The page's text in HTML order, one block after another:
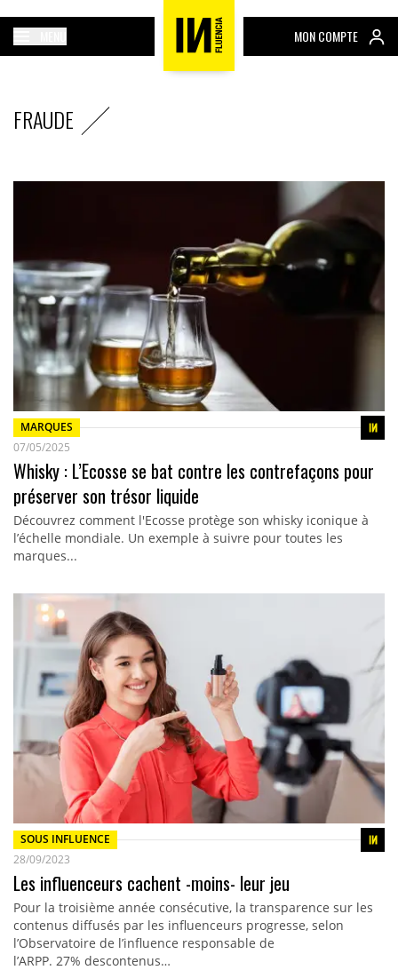
MON COMPTE
FRAUDE
MARQUES
07/05/2025
Whisky : L’Ecosse se bat contre les contrefaçons pour
préserver son trésor liquide
Découvrez comment l'Ecosse protège son whisky iconique à
l’échelle mondiale. Un exemple à suivre pour toutes les
marques...
SOUS INFLUENCE
28/09/2023
Les influenceurs cachent -moins- leur jeu
Pour la troisième année consécutive, la transparence sur les
contenus diffusés par les influenceurs progresse, selon
l’Observatoire de l’influence responsable de
l’ARPP. 27% descontenus…